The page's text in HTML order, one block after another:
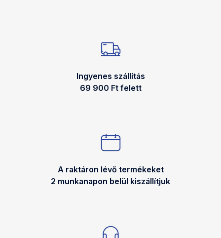
Ingyenes szállítás
69 900 Ft felett
A raktáron lévő termékeket
2 munkanapon belül kiszállítjuk